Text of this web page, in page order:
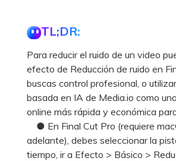
TL;DR:
Para reducir el ruido de un video
efecto de Reducción de ruido en
buscas control profesional, o
basada en IA de Media.io como
online más rápida y económica
● En Final Cut Pro (requiere
adelante), debes seleccionar la
tiempo, ir a Efecto > Básico >